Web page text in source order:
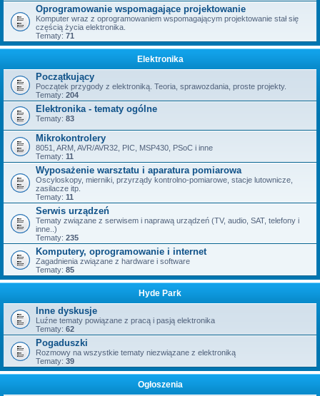
Oprogramowanie wspomagające projektowanie
Komputer wraz z oprogramowaniem wspomagającym projektowanie stał się
częścią życia elektronika.
Tematy: 71
Elektronika
Początkujący
Początek przygody z elektroniką. Teoria, sprawozdania, proste projekty.
Tematy: 204
Elektronika - tematy ogólne
Tematy: 83
Mikrokontrolery
8051, ARM, AVR/AVR32, PIC, MSP430, PSoC i inne
Tematy: 11
Wyposażenie warsztatu i aparatura pomiarowa
Oscyloskopy, mierniki, przyrządy kontrolno-pomiarowe, stacje lutownicze,
zasilacze itp.
Tematy: 11
Serwis urządzeń
Tematy związane z serwisem i naprawą urządzeń (TV, audio, SAT, telefony i
inne..)
Tematy: 235
Komputery, oprogramowanie i internet
Zagadnienia związane z hardware i software
Tematy: 85
Hyde Park
Inne dyskusje
Luźne tematy powiązane z pracą i pasją elektronika
Tematy: 62
Pogaduszki
Rozmowy na wszystkie tematy niezwiązane z elektroniką
Tematy: 39
Ogłoszenia